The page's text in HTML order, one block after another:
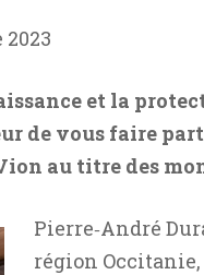
et la
de vous faire
au titre des
Pierre‐André
région Occitanie,